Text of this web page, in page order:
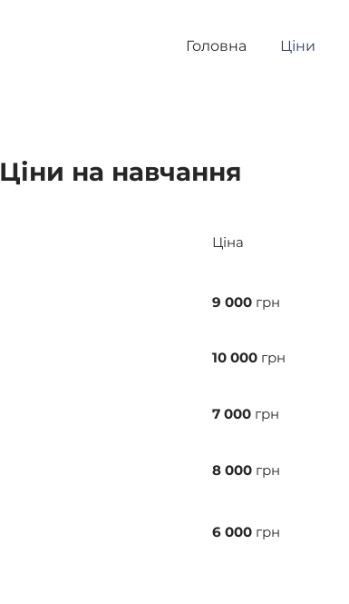
Головна Ціни
Ціни на навчання
Ціна
9 000 грн
10 000 грн
7 000 грн
8 000 грн
6 000 грн